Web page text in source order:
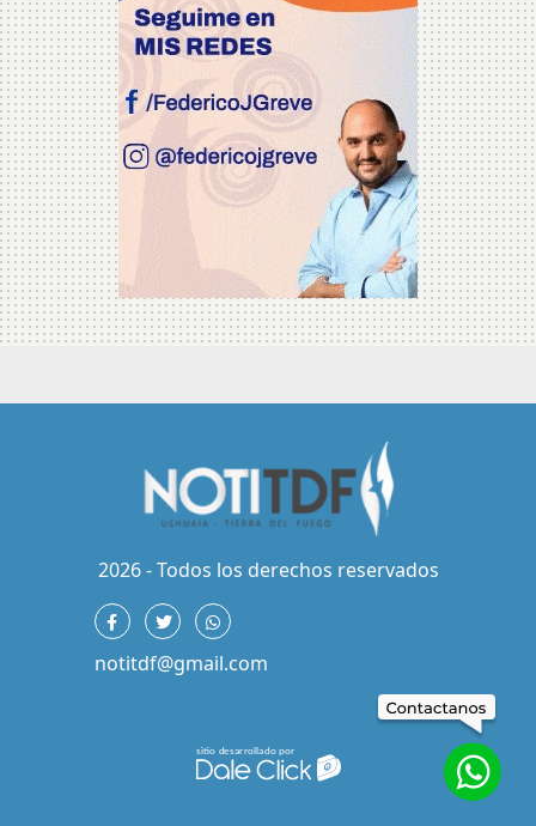
2026 - Todos los derechos reservados
notitdf@gmail.com